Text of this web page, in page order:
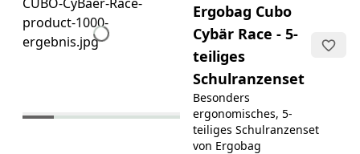
Ergobag Cubo
Cybär Race - 5-
teiliges
Schulranzenset
Besonders
ergonomisches, 5-
teiliges Schulranzenset
von Ergobag